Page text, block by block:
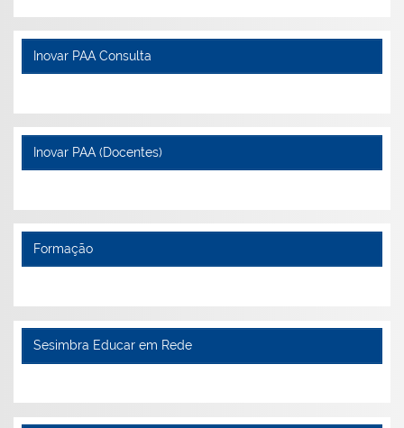
Inovar PAA Consulta
Inovar PAA (Docentes)
Formação
Sesimbra Educar em Rede